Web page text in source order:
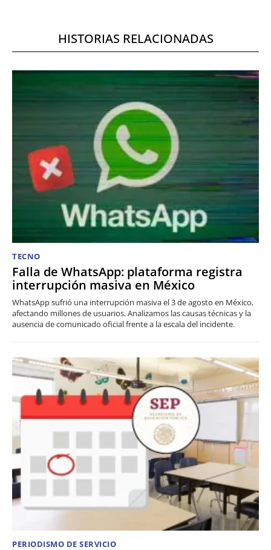
HISTORIAS RELACIONADAS
TECNO
Falla de WhatsApp: plataforma registra
interrupción masiva en México
WhatsApp sufrió una interrupción masiva el 3 de agosto en México,
afectando millones de usuarios. Analizamos las causas técnicas y la
ausencia de comunicado oficial frente a la escala del incidente.
PERIODISMO DE SERVICIO